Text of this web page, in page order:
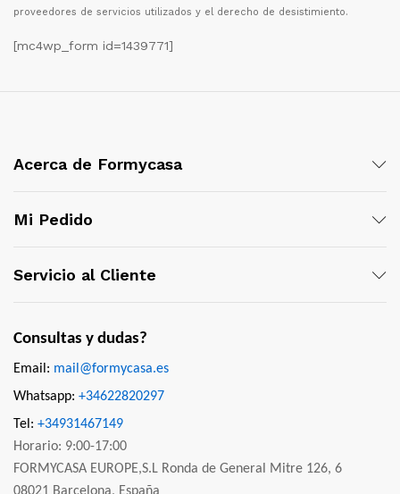
proveedores de servicios utilizados y el derecho de desistimiento.
[mc4wp_form id=1439771]
Acerca de Formycasa
Mi Pedido
Servicio al Cliente
Consultas y dudas?
Email: mail@formycasa.es
Whatsapp: +34622820297
Tel: +34931467149
Horario: 9:00-17:00
FORMYCASA EUROPE,S.L Ronda de General Mitre 126, 6